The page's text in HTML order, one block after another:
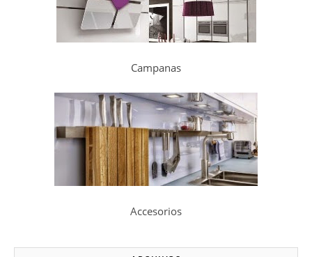
Campanas
Accesorios